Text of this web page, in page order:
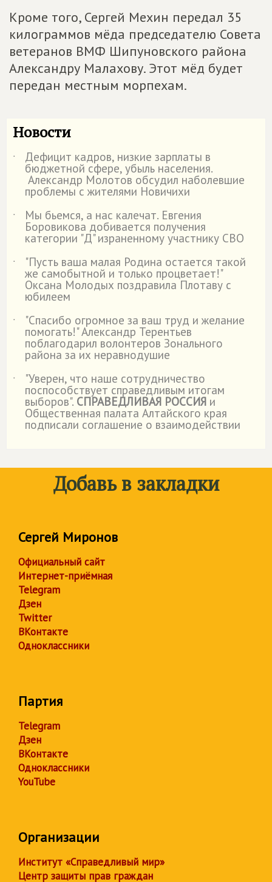
Кроме того, Сергей Мехин передал 35
килограммов мёда председателю Совета
ветеранов ВМФ Шипуновского района
Александру Малахову. Этот мёд будет
передан местным морпехам.
Новости
˙ Дефицит кадров, низкие зарплаты в
бюджетной сфере, убыль населения.
Александр Молотов обсудил наболевшие
проблемы с жителями Новичихи
˙
Мы бьемся, а нас калечат. Евгения
Боровикова добивается получения
категории "Д" израненному участнику СВО
˙
"Пусть ваша малая Родина остается такой
же самобытной и только процветает!"
Оксана Молодых поздравила Плотаву с
юбилеем
˙
"Спасибо огромное за ваш труд и желание
помогать!" Александр Терентьев
поблагодарил волонтеров Зонального
района за их неравнодушие
˙
"Уверен, что наше сотрудничество
поспособствует справедливым итогам
выборов". СПРАВЕДЛИВАЯ РОССИЯ и
Общественная палата Алтайского края
подписали соглашение о взаимодействии
Добавь в закладки
Сергей Миронов
Официальный сайт
Интернет-приёмная
Telegram
Дзен
Twitter
ВКонтакте
Одноклассники
Партия
Telegram
Дзен
ВКонтакте
Одноклассники
YouTube
Организации
Институт «Справедливый мир»
Центр защиты прав граждан